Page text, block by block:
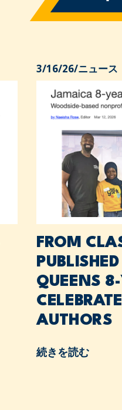
3/16/26/ニュース
FROM
QUEENS
AUTHORS
続きを読む